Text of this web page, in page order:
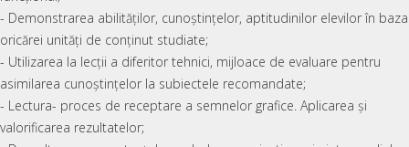
- Demonstrarea abilităților, cunoștințelor, aptitudinilor elevilor în baza
oricărei unități de conținut studiate;
- Utilizarea la lecții a diferitor tehnici, mijloace de evaluare pentru
asimilarea cunoștințelor la subiectele recomandate;
- Lectura- proces de receptare a semnelor grafice. Aplicarea și
valorificarea rezultatelor;